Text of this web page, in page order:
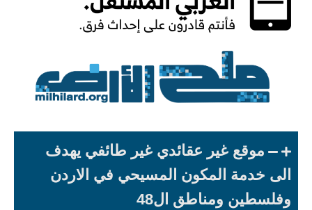
موقع غير عقائدي غير طائفي يهدف
الى خدمة المكون المسيحي في الاردن
وفلسطين ومناطق ال48